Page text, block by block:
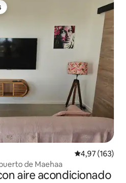
Calificación
4,97 (163)
de Maehaa
aire acondicionado